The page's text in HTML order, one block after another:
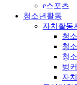
e스포츠
청소년활동
자치활동
청
청
청
벙
자